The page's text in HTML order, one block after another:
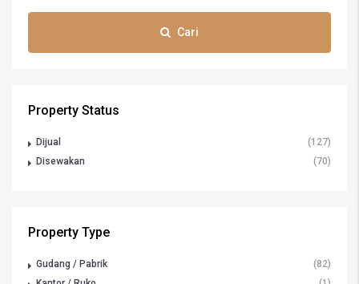
Cari
Property Status
Dijual
(127)
Disewakan
(70)
Property Type
Gudang / Pabrik
(82)